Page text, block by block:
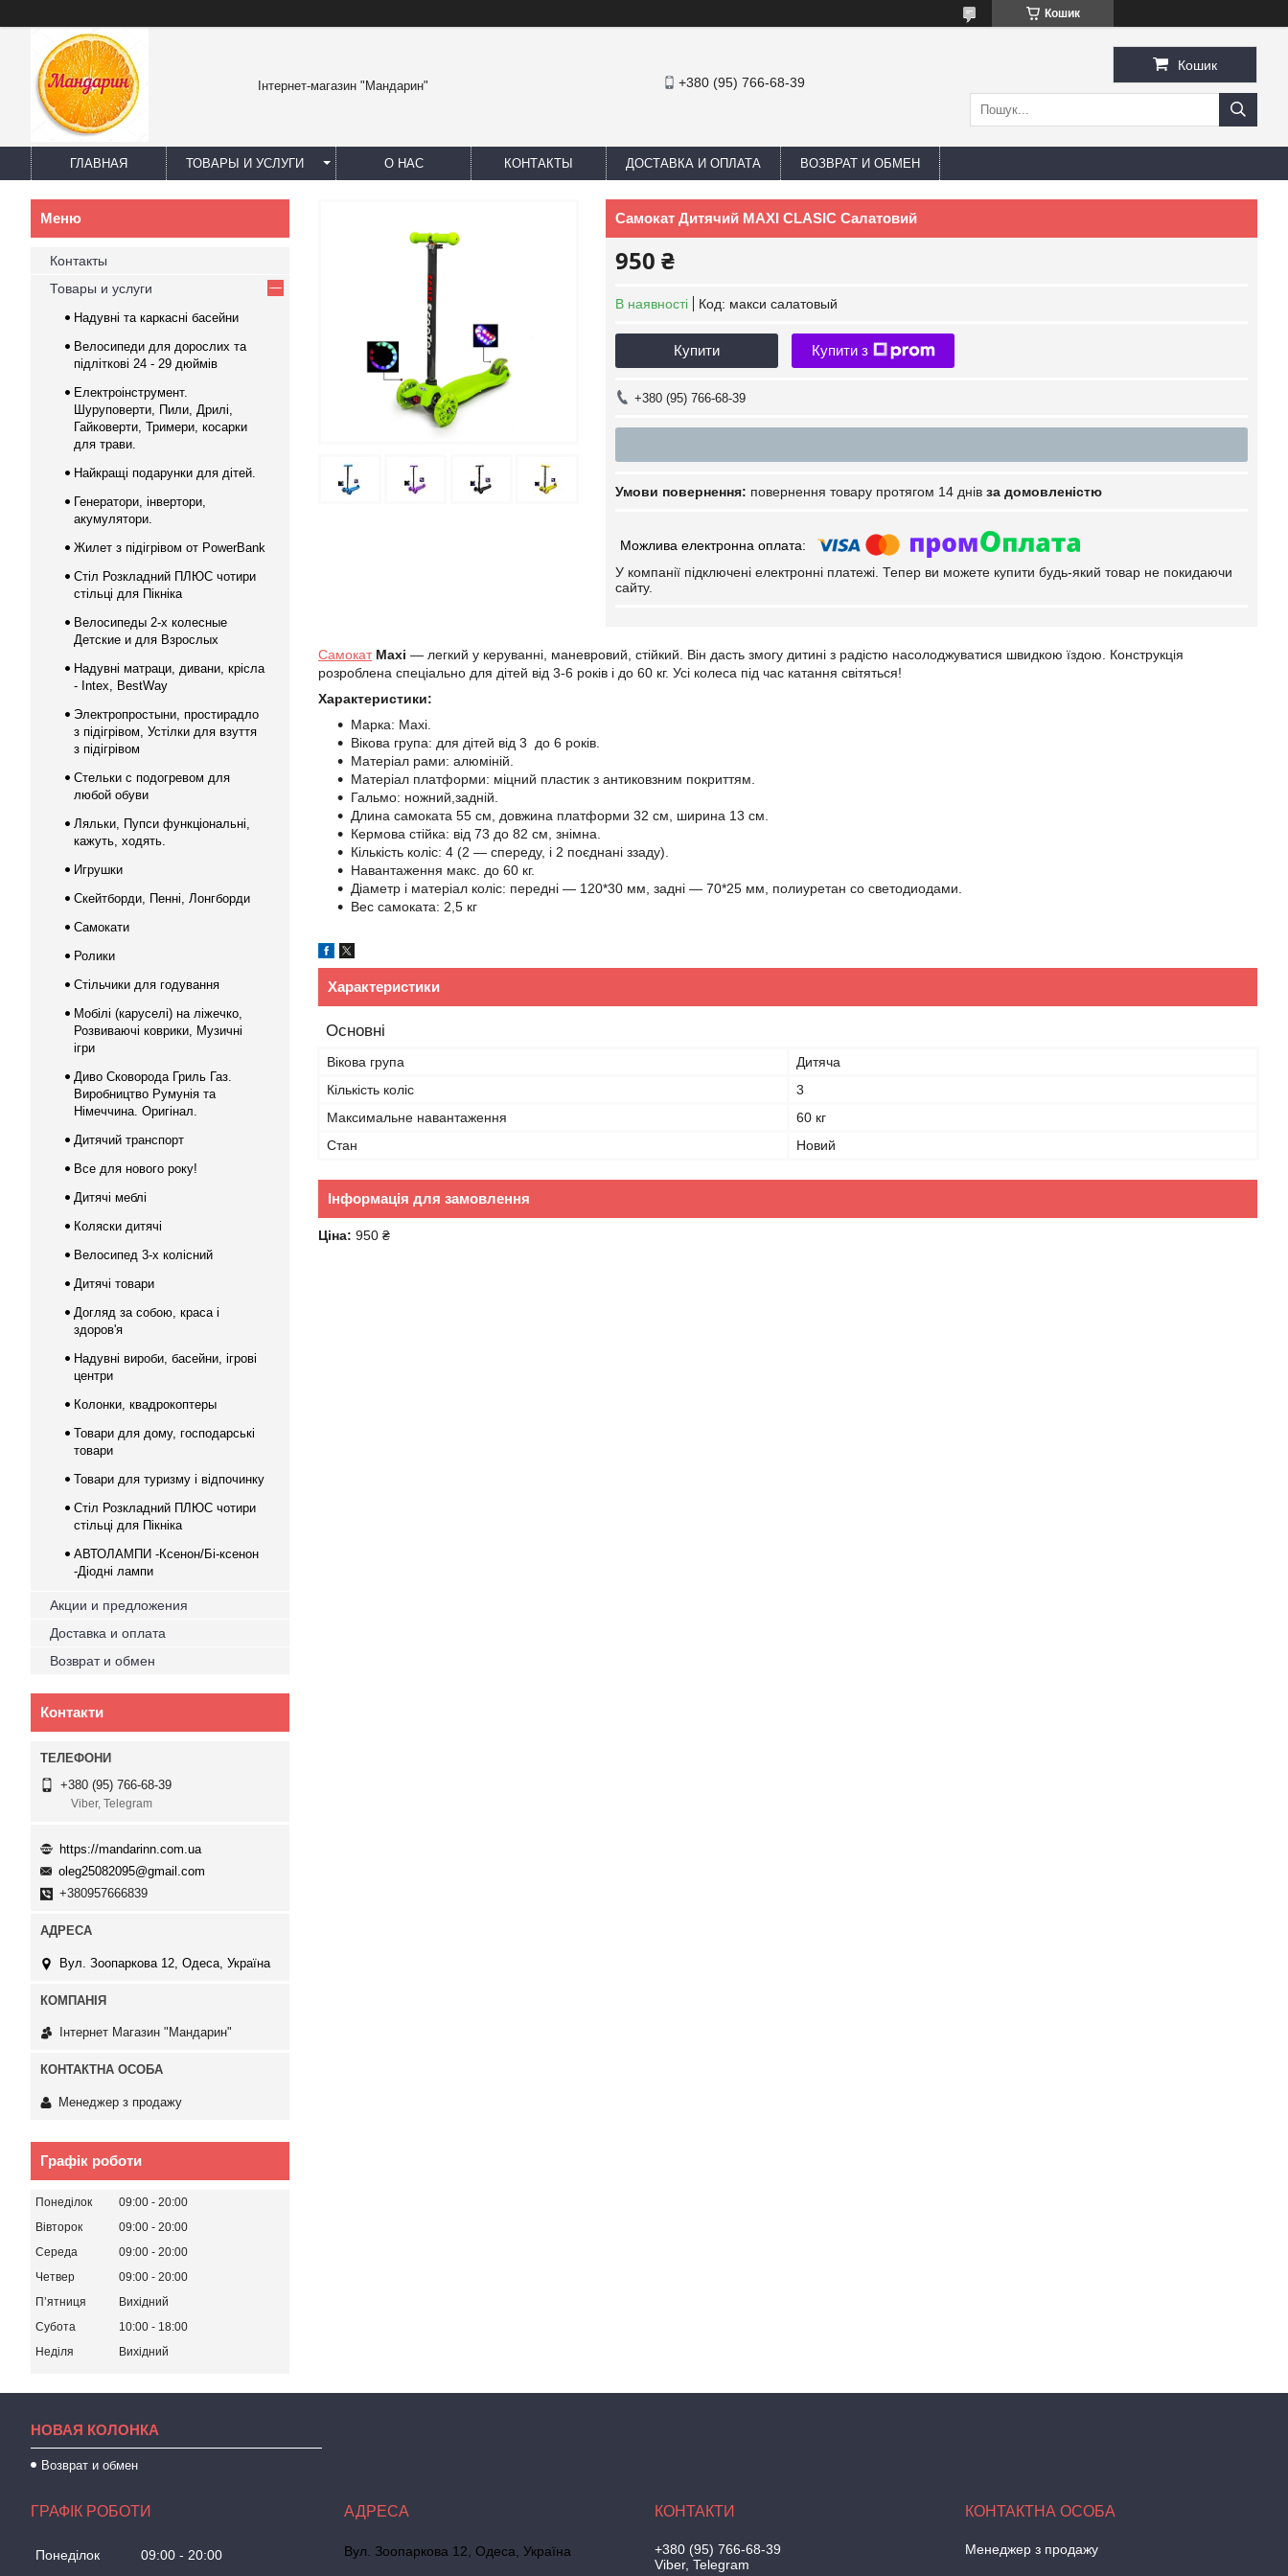
Кошик
Інтернет-магазин "Мандарин" +380 (95) 766-68-39
Кошик
ГЛАВНАЯ ТОВАРЫ И УСЛУГИ О НАС КОНТАКТЫ ДОСТАВКА И ОПЛАТА ВОЗВРАТ И ОБМЕН
Самокат Дитячий MAXI CLASIC Салатовий
950 ₴
В наявності Код: макси салатовый
Купити Купити з
+380 (95) 766-68-39
повернення товару протягом 14 днів за домовленістю
У компанії підключені електронні платежі. Тепер ви можете купити будь-який товар не покидаючи
сайту.
Самокат Maxi — легкий у керуванні, маневровий, стійкий. Він дасть змогу дитині з радістю насолоджуватися швидкою їздою. Конструкція
розроблена спеціально для дітей від 3-6 років і до 60 кг. Усі колеса під час катання світяться!
Характеристики:
Марка: Maxi.
Вікова група: для дітей від 3 до 6 років.
Матеріал рами: алюміній.
Матеріал платформи: міцний пластик з антиковзним покриттям.
Гальмо: ножний,задній.
Длина самоката 55 см, довжина платформи 32 см, ширина 13 см.
Кермова стійка: від 73 до 82 см, знімна.
Кількість коліс: 4 (2 — спереду, і 2 поєднані ззаду).
Навантаження макс. до 60 кг.
Діаметр і матеріал коліс: передні — 120*30 мм, задні — 70*25 мм, полиуретан со светодиодами.
Вес самоката: 2,5 кг
Характеристики
Основні
Вікова група
Дитяча
Кількість коліс
3
Максимальне навантаження
60 кг
Стан
Новий
Інформація для замовлення
Ціна: 950 ₴
Контакты
Товары и услуги
Надувні та каркасні басейни
Велосипеди для дорослих та
підліткові 24 - 29 дюймів
Електроінструмент.
Шуруповерти, Пили, Дрилі,
Гайковерти, Тримери, косарки
для трави.
Найкращі подарунки для дітей.
Генератори, інвертори,
акумулятори.
Жилет з підігрівом от PowerBank
Стіл Розкладний ПЛЮС чотири
стільці для Пікніка
Велосипеды 2-х колесные
Детские и для Взрослых
Надувні матраци, дивани, крісла
- Intex, BestWay
Электропростыни, простирадло
з підігрівом, Устілки для взуття
з підігрівом
Стельки с подогревом для
любой обуви
Ляльки, Пупси функціональні,
кажуть, ходять.
Игрушки
Скейтборди, Пенні, Лонгборди
Самокати
Ролики
Стільчики для годування
Мобілі (каруселі) на ліжечко,
Розвиваючі коврики, Музичні
ігри
Диво Сковорода Гриль Газ.
Виробництво Румунія та
Німеччина. Оригінал.
Дитячий транспорт
Все для нового року!
Дитячі меблі
Коляски дитячі
Велосипед 3-х колісний
Дитячі товари
Догляд за собою, краса і
здоров'я
Надувні вироби, басейни, ігрові
центри
Колонки, квадрокоптеры
Товари для дому, господарські
товари
Товари для туризму і відпочинку
Стіл Розкладний ПЛЮС чотири
стільці для Пікніка
АВТОЛАМПИ -Ксенон/Бі-ксенон
-Діодні лампи
Акции и предложения
Доставка и оплата
Возврат и обмен
Контакти
+380 (95) 766-68-39
Viber, Telegram
https://mandarinn.com.ua
oleg25082095@gmail.com
+380957666839
Вул. Зоопаркова 12, Одеса, Україна
Інтернет Магазин "Мандарин"
Менеджер з продажу
Графік роботи
Понеділок 09:00
20:00
Вівторок
09:00
20:00
Середа
09:00
20:00
Четвер
09:00
20:00
Пʼятниця
Вихідний
Субота
10:00
18:00
Неділя
Вихідний
НОВАЯ КОЛОНКА
Возврат и обмен
ГРАФІК РОБОТИ
Понеділок 09:00
20:00
Вул. Зоопаркова 12, Одеса, Україна
+380 (95) 766-68-39
Viber, Telegram
Менеджер з продажу